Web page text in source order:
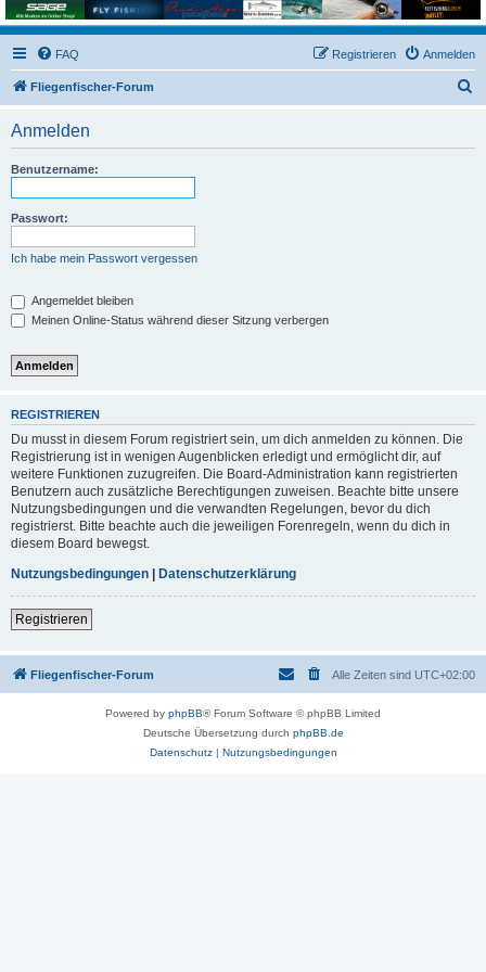
FAQ Anmelden
Registrieren
Fliegenfischer-Forum
Anmelden
Benutzername:
Passwort:
Ich habe mein Passwort vergessen
Angemeldet bleiben
Meinen Online-Status während dieser Sitzung verbergen
REGISTRIEREN
Du musst in diesem Forum registriert sein, um dich anmelden zu können. Die
Registrierung ist in wenigen Augenblicken erledigt und ermöglicht dir, auf
weitere Funktionen zuzugreifen. Die Board-Administration kann registrierten
Benutzern auch zusätzliche Berechtigungen zuweisen. Beachte bitte unsere
Nutzungsbedingungen und die verwandten Regelungen, bevor du dich
registrierst. Bitte beachte auch die jeweiligen Forenregeln, wenn du dich in
diesem Board bewegst.
Nutzungsbedingungen
Datenschutzerklärung
Registrieren
Fliegenfischer-Forum Alle Zeiten sind UTC+02:00
Powered by phpBB® Forum Software © phpBB Limited
Deutsche Übersetzung durch phpBB.de
Datenschutz| Nutzungsbedingungen